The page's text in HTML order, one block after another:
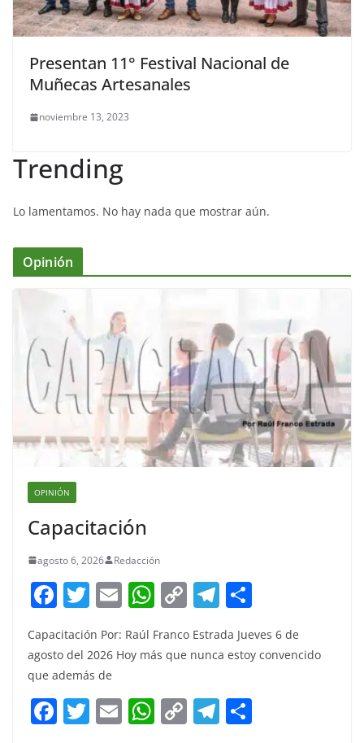
Presentan 11° Festival Nacional de
Muñecas Artesanales
noviembre 13, 2023
Trending
Lo lamentamos. No hay nada que mostrar aún.
Opinión
OPINIÓN
Capacitación
agosto 6, 2026 Redacción
F
a
c
e
b
o
T
itt
er
E
m
ai
W
at
A
p
C
p
Li
n
T
el
e
a
m
ar
e
Capacitación Por: Raúl Franco Estrada Jueves 6 de
agosto del 2026 Hoy más que nunca estoy convencido
que además de
F T E W C T